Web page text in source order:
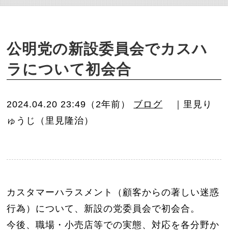
公明党の新設委員会でカスハ
ラについて初会合
2024.04.20 23:49（2年前） ブログ
｜里見り
ゅうじ（里見隆治）
カスタマーハラスメント（顧客からの著しい迷惑
行為）について、新設の党委員会で初会合。
今後、職場・小売店等での実態、対応を各分野か